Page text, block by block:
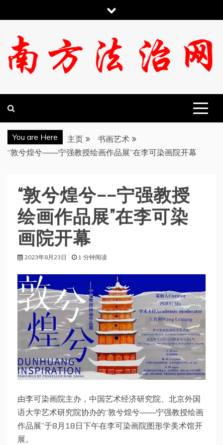
至
You are Here 主页
书画艺术
“敦兮煌兮——宁强教授绘画作品展”在李可染画院开幕
“敦兮煌兮——宁强教授
绘画作品展”在李可染
画院开幕
2023年8月23日 1 分钟阅读
由李可染画院主办，中国艺术经济研究院、北京外国
语大学艺术研究院协办的“敦兮煌兮——宁强教授绘画
作品展”于8月18日下午在李可染画院图形学美术馆开
展。